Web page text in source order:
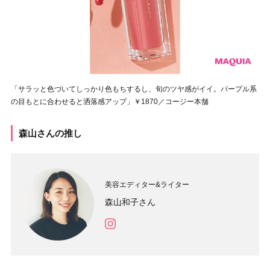
「サラッと色づいてしっかり色もちするし、旬のツヤ感がイイ。パープル系
の目もとに合わせると洒落感アップ」￥1870／コージー本舗
森山さんの推し
美容エディター&ライター
森山和子さん